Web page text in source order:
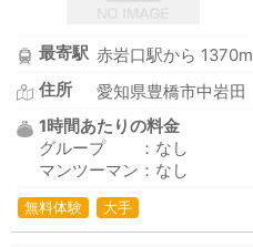
最寄駅 赤岩口駅から 1370m
住所
愛知県豊橋市中岩田
1時間あたりの料金
グループ ：なし
マンツーマン：なし
無料体験 大手